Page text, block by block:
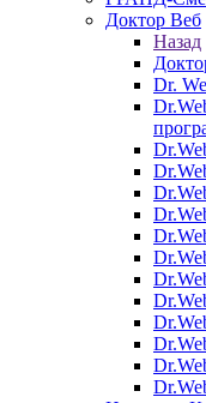
Доктор Веб
Назад
Dr.